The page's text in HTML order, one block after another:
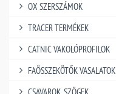
OX SZERSZÁMOK
TRACER TERMÉKEK
CATNIC VAKOLÓPROFILOK
FAÖSSZEKÖTŐK VASALATOK